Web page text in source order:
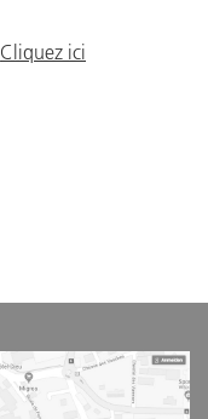
Cliquez ici